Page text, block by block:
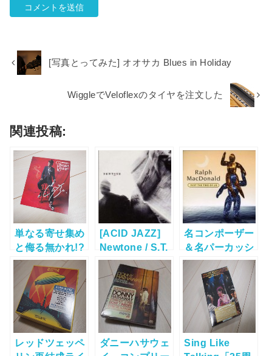
[写真とってみた] オオサカ Blues in Holiday
WiggleでVeloflexのタイヤを注文した
関連投稿:
単なる寄せ集め
と侮る無かれ!?
佐藤竹善 / Free
as a Bird -
Cornerstones
5-
[ACID JAZZ]
Newtone / S.T.
名コンポーザー
＆名パーカッシ
ョニストの名
作。 Ralph
MacDonald /
Just The Two
Of Us
レッドツェッペ
ダニーハサウェ
Sing Like